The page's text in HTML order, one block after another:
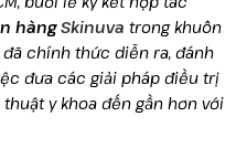
hàngSkinuva trong khuôn
chính thức diễn ra, đánh
đưa các giải pháp điều trị
y khoa đến gần hơn với